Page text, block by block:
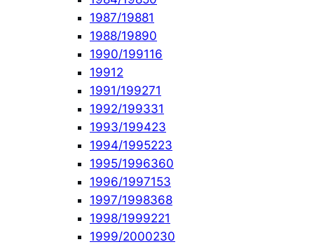
1987/19881
1988/19890
1990/199116
19912
1991/199271
1992/199331
1993/199423
1994/1995223
1995/1996360
1996/1997153
1997/1998368
1998/1999221
1999/2000230